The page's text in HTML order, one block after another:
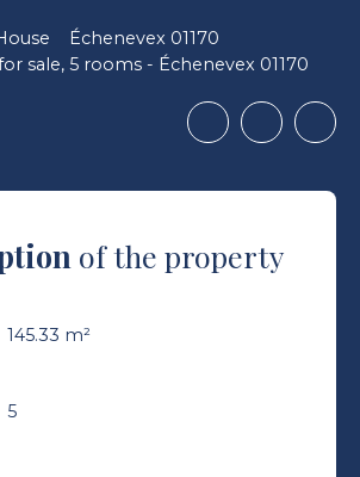
Échenevex 01170
sale, 5 rooms - Échenevex 01170
of the property
145.33 m²
5